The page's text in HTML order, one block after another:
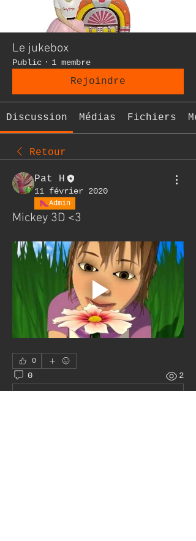
Le jukebox
Public · 1 membre
Rejoindre
Discussion Médias Fichiers
Retour
Pat H
11 février 2020
Admin
Mickey 3D <3
0
0 2